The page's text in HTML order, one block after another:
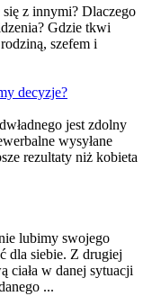
z innymi? Dlaczego
Gdzie tkwi
szefem i
decyzje?
jest zdolny
wysyłane
rezultaty niż kobieta
lubimy swojego
dla siebie. Z drugiej
ciała w danej sytuacji
...